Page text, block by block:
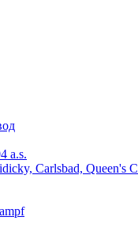
a.s.
Carlsbad, Queen's